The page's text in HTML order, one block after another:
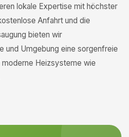
lokale Expertise mit höchster
Anfahrt und die
bieten wir
und Umgebung eine sorgenfreie
Heizsysteme wie